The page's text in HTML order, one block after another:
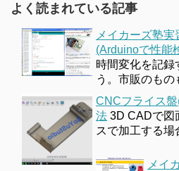
よく読まれている記事
メイカーズ塾
(Arduinoで性能
時間変化を記録
う。市販のも
CNCフライス
法 3D CADで図
スで加工する
メイ